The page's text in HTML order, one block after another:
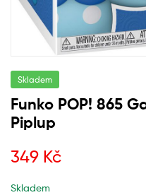
Skladem
Funko POP! 865
Piplup
349 Kč
Skladem